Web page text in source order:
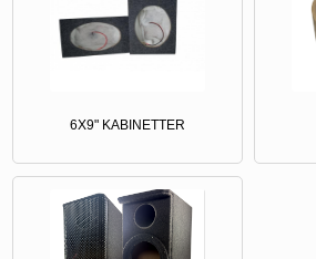
6X9" KABINETTER